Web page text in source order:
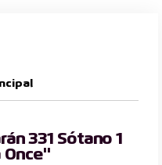
331 Sótano 1
Once"